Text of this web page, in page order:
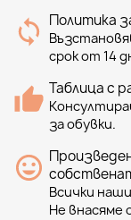
Политика
срок от 14
Таблица с
за обувки.
Всички
Не внасяме